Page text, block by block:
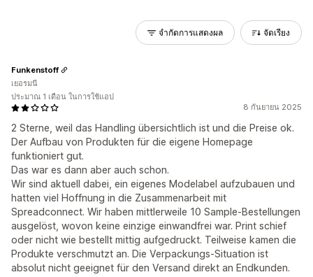
จำกัดการแสดงผล จัดเรียง
8 กันยายน 2025
2 Sterne, weil das Handling übersichtlich ist und die Preise ok.
Der Aufbau von Produkten für die eigene Homepage
funktioniert gut.
Das war es dann aber auch schon.
Wir sind aktuell dabei, ein eigenes Modelabel aufzubauen und
hatten viel Hoffnung in die Zusammenarbeit mit
Spreadconnect. Wir haben mittlerweile 10 Sample-Bestellungen
ausgelöst, wovon keine einzige einwandfrei war. Print schief
oder nicht wie bestellt mittig aufgedruckt. Teilweise kamen die
Produkte verschmutzt an. Die Verpackungs-Situation ist
absolut nicht geeignet für den Versand direkt an Endkunden.
Funkenstoff
เยอรมนี
ประมาณ 1 เดือน ในการใช้แอป